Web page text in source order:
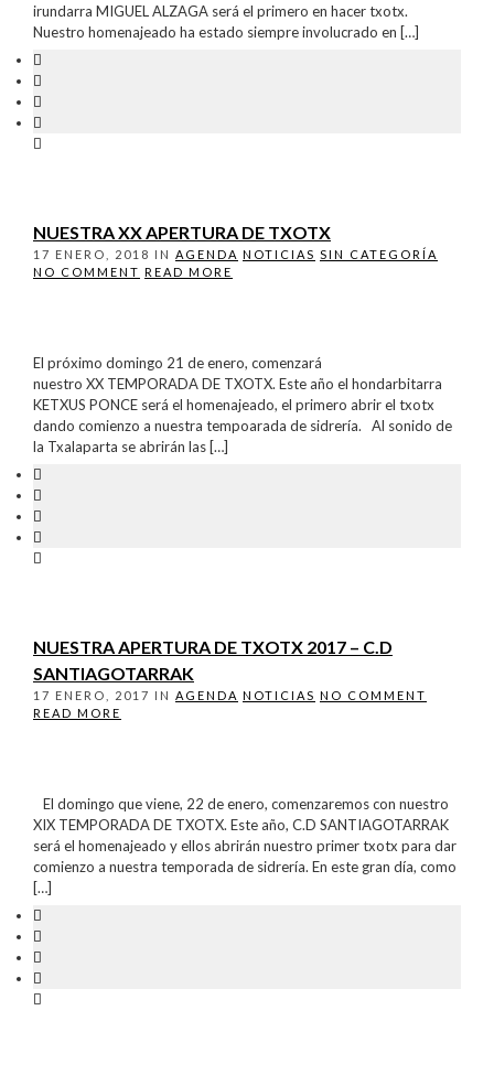
irundarra MIGUEL ALZAGA será el primero en hacer txotx.
Nuestro homenajeado ha estado siempre involucrado en […]
NUESTRA XX APERTURA DE TXOTX
17 ENERO, 2018 IN AGENDA NOTICIAS SIN CATEGORÍA
NO COMMENT READ MORE
El próximo domingo 21 de enero, comenzará
nuestro XX TEMPORADA DE TXOTX. Este año el hondarbitarra
KETXUS PONCE será el homenajeado, el primero abrir el txotx
dando comienzo a nuestra tempoarada de sidrería. Al sonido de
la Txalaparta se abrirán las […]
NUESTRA APERTURA DE TXOTX 2017 – C.D
SANTIAGOTARRAK
17 ENERO, 2017 IN AGENDA NOTICIAS NO COMMENT
READ MORE
El domingo que viene, 22 de enero, comenzaremos con nuestro
XIX TEMPORADA DE TXOTX. Este año, C.D SANTIAGOTARRAK
será el homenajeado y ellos abrirán nuestro primer txotx para dar
comienzo a nuestra temporada de sidrería. En este gran día, como
[…]